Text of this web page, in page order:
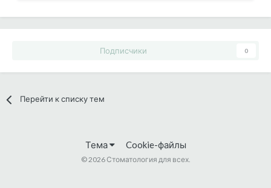
Подписчики 0
Перейти к списку тем
Тема Cookie-файлы
©2026 Стоматология для всех.